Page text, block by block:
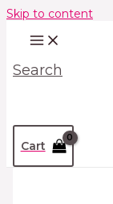
Skip to content
Search
Cart